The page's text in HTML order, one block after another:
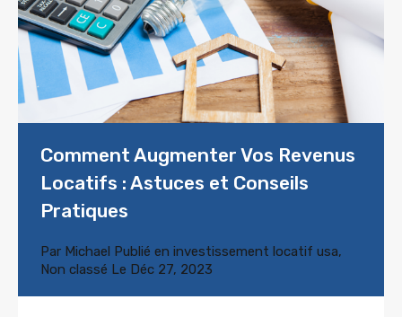
Comment Augmenter Vos Revenus
Locatifs : Astuces et Conseils
Pratiques
Par Michael Publié en investissement locatif usa,
Non classé Le Déc 27, 2023